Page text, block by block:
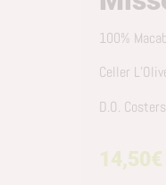
100%
Celler
D.O.
14,50€